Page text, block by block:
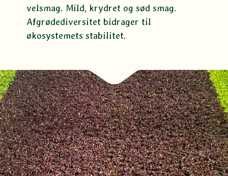
velsmag. Mild, krydret og sød smag.
Afgrødediversitet bidrager til
økosystemets stabilitet.